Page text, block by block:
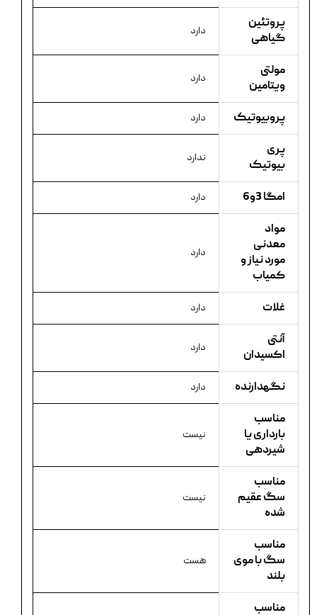
پروتئین
گیاهی
دارد
مولتی
ویتامین
دارد
پروبیوتیک دارد
پری
بیوتیک
ندارد
امگا 3و6 دارد
مواد
معدنی
مورد نیاز و
کمیاب
دارد
غلات دارد
آنتی
اکسیدان
دارد
نگهدارنده دارد
مناسب
بارداری یا
شیردهی
نیست
مناسب
سگ عقیم
شده
نیست
مناسب
سگ با موی
بلند
هست
مناسب